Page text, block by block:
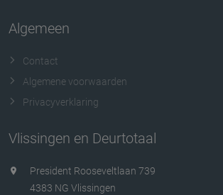
Algemeen
Contact
Algemene voorwaarden
Privacyverklaring
Vlissingen en Deurtotaal
President Rooseveltlaan 739
4383 NG Vlissingen